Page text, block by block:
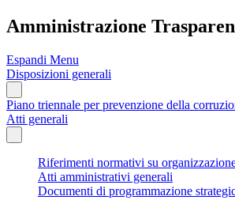
Amministrazione
Espandi Menu
Disposizioni generali
Piano triennale per prevenzione della
Atti generali
Riferimenti normativi su
Atti amministrativi generali
Documenti di programmazione